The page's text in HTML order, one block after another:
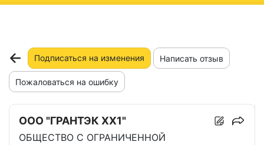
Подписаться на изменения Написать отзыв
Пожаловаться на ошибку
ООО "ГРАНТЭК XX1"
ОБЩЕСТВО С ОГРАНИЧЕННОЙ